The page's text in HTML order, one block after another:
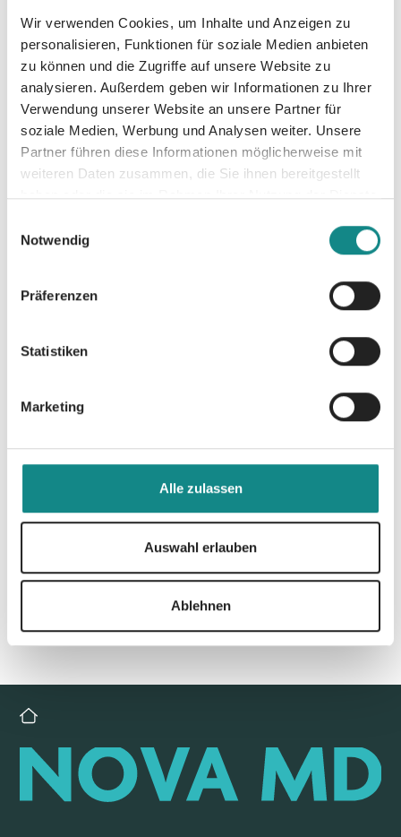
Wir verwenden Cookies, um Inhalte und Anzeigen zu
personalisieren, Funktionen für soziale Medien anbieten
zu können und die Zugriffe auf unsere Website zu
analysieren. Außerdem geben wir Informationen zu Ihrer
Verwendung unserer Website an unsere Partner für
soziale Medien, Werbung und Analysen weiter. Unsere
Partner führen diese Informationen möglicherweise mit
weiteren Daten zusammen, die Sie ihnen bereitgestellt
haben oder die sie im Rahmen Ihrer Nutzung der Dienste
Notwendig
Präferenzen
Statistiken
Marketing
Alle zulassen
Auswahl erlauben
Ablehnen
heute nicht, viel zu schwer lastet die
Vergangenheit immer noch auf Violet. Jetzt
läuft Isaac ihr bei jeder sich bietenden
Gelegenheit über den Weg, aber sie ist sich
sicher, dass sie ihm nie wieder mehr als ihre
kalte Schulter zeigen wird … Lass dich
mit ›How To (Not) Break A Heart‹ von Arya
Knight in einer Gefühlsspirale mitreißender
Emotionen über dem Eis herumwirbeln.
Zur Übersicht